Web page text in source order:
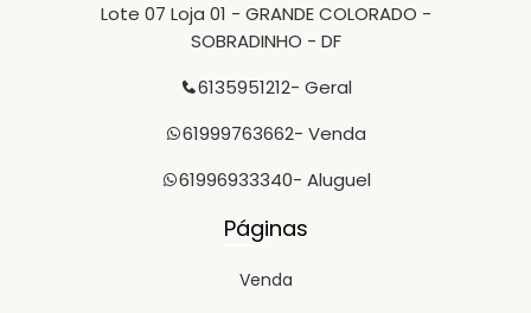
Lote 07 Loja 01 - GRANDE COLORADO -
SOBRADINHO - DF
6135951212- Geral
61999763662- Venda
61996933340- Aluguel
Páginas
Venda